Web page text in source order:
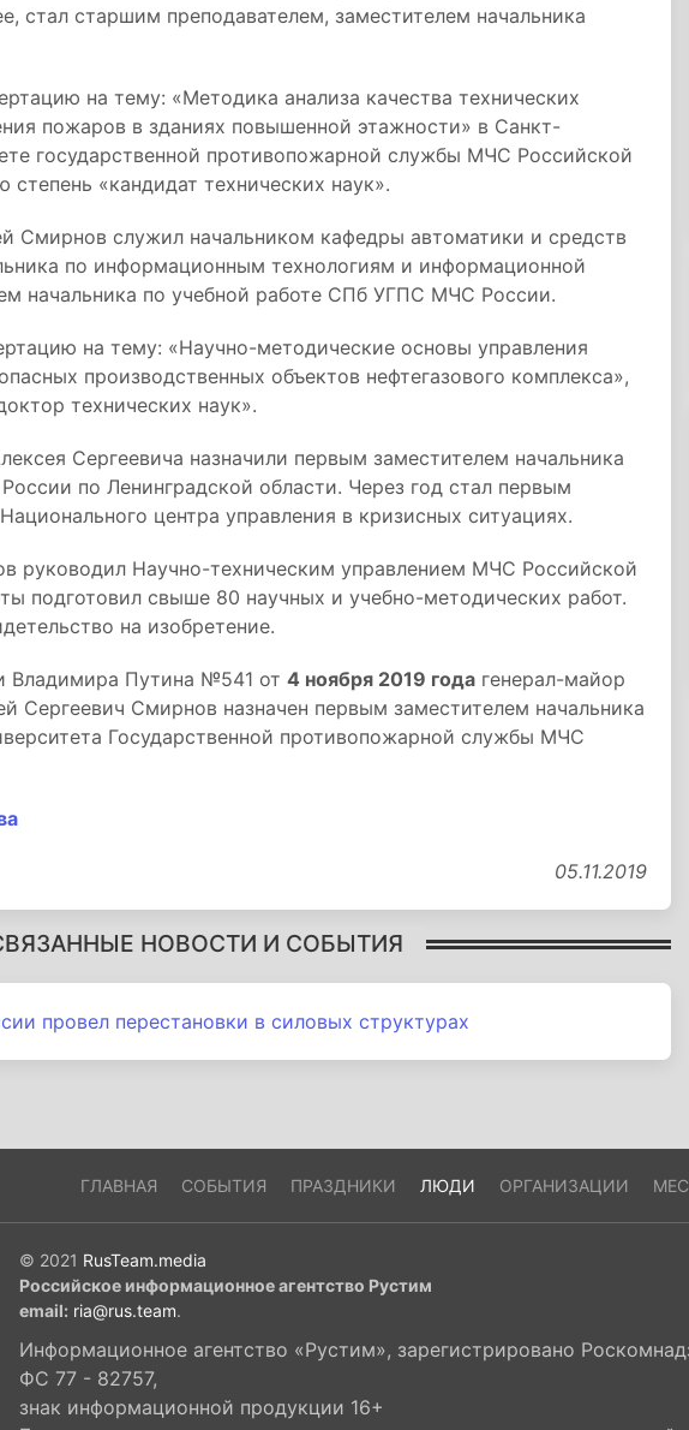
стал старшим преподавателем, заместителем начальника
на тему: «Методика анализа качества технических
пожаров в зданиях повышенной этажности» в Санкт-
государственной противопожарной службы МЧС Российской
«кандидат технических наук».
Смирнов служил начальником кафедры автоматики и средств
по информационным технологиям и информационной
начальника по учебной работе СПб УГПС МЧС России.
на тему: «Научно-методические основы управления
производственных объектов нефтегазового комплекса»,
технических наук».
Сергеевича назначили первым заместителем начальника
по Ленинградской области. Через год стал первым
центра управления в кризисных ситуациях.
руководил Научно-техническим управлением МЧС Российской
подготовил свыше 80 научных и учебно-методических работ.
на изобретение.
Владимира Путина №541 от 4 ноября 2019 года генерал-майор
Сергеевич Смирнов назначен первым заместителем начальника
Государственной противопожарной службы МЧС
05.11.2019
НОВОСТИ И СОБЫТИЯ
провел перестановки в силовых структурах
ГЛАВНАЯ СОБЫТИЯ ПРАЗДНИКИ ЛЮДИ ОРГАНИЗАЦИИ
© 2021 RusTeam.media
Российское информационное агентство Рустим
email: ria@rus.team.
Информационное агентство «Рустим», зарегистрировано
ФС 77 - 82757,
знак информационной продукции 16+